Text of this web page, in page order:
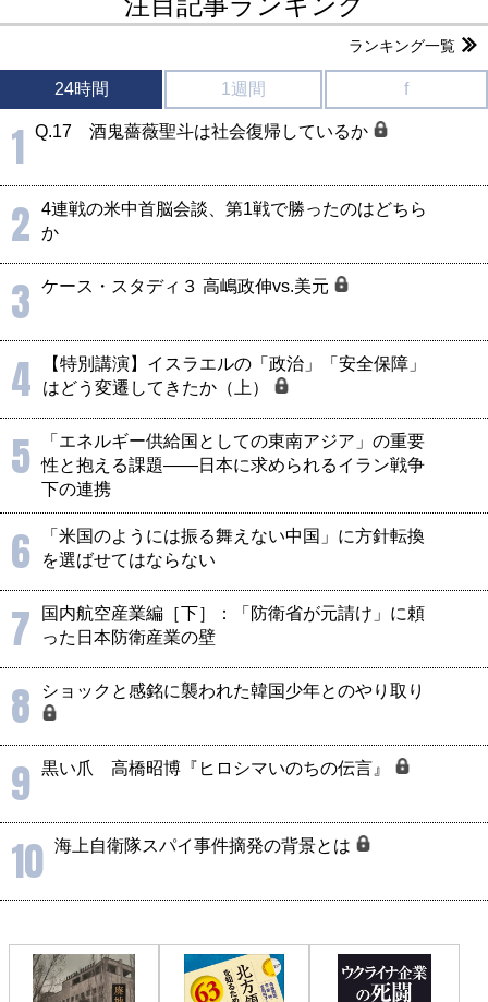
ランキング一覧
24時間 1週間 f
1 Q.17 酒鬼薔薇聖斗は社会復帰しているか
2
4連戦の米中首脳会談、第1戦で勝ったのはどちら
か
3 ケース・スタディ３ 高嶋政伸vs.美元
4
【特別講演】イスラエルの「政治」「安全保障」
はどう変遷してきたか（上）
5
「エネルギー供給国としての東南アジア」の重要
性と抱える課題――日本に求められるイラン戦争
下の連携
6
「米国のようには振る舞えない中国」に方針転換
を選ばせてはならない
7
国内航空産業編［下］：「防衛省が元請け」に頼
った日本防衛産業の壁
8 ショックと感銘に襲われた韓国少年とのやり取り
9 黒い爪 高橋昭博『ヒロシマいのちの伝言』
10 海上自衛隊スパイ事件摘発の背景とは